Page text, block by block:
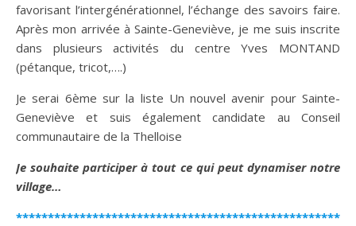
favorisant l’intergénérationnel, l’échange des savoirs faire.
Après mon arrivée à Sainte-Geneviève, je me suis inscrite
dans plusieurs activités du centre Yves MONTAND
(pétanque, tricot,….)
Je serai 6ème sur la liste Un nouvel avenir pour Sainte-
Geneviève et suis également candidate au Conseil
communautaire de la Thelloise
Je souhaite participer à tout ce qui peut dynamiser notre
village…